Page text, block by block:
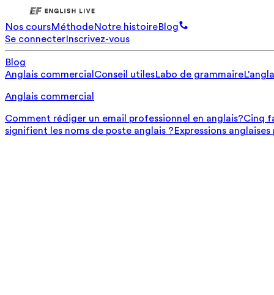
Nos coursMéthodeNotre histoireBlog
Se connecterInscrivez-vous
Blog
Anglais commercial Conseil utilesLabo de grammaire
Anglais commercial
Comment rédiger un email professionnel en anglais?Cinq
signifient les noms de poste anglais ?Expressions